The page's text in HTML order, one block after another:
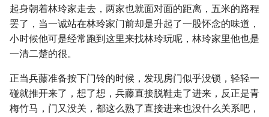
起身朝着林玲家走去，两家也就面对面的距离，五米的路程
罢了，当一诚站在林玲家门前却是升起了一股怀念的味道，
小时候他可是经常跑到这里来找林玲玩呢，林玲家里他也是
一清二楚的很。
正当兵藤准备按下门铃的时候，发现房门似乎没锁，轻轻一
碰就推开来了，想了想，兵藤直接脱鞋走了进来，反正是青
梅竹马，门又没关，都这么熟了直接进来也没什么关系吧，